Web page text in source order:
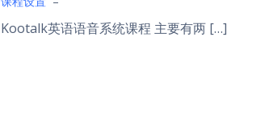
Kootalk英语语音系统课程 主要有两 […]